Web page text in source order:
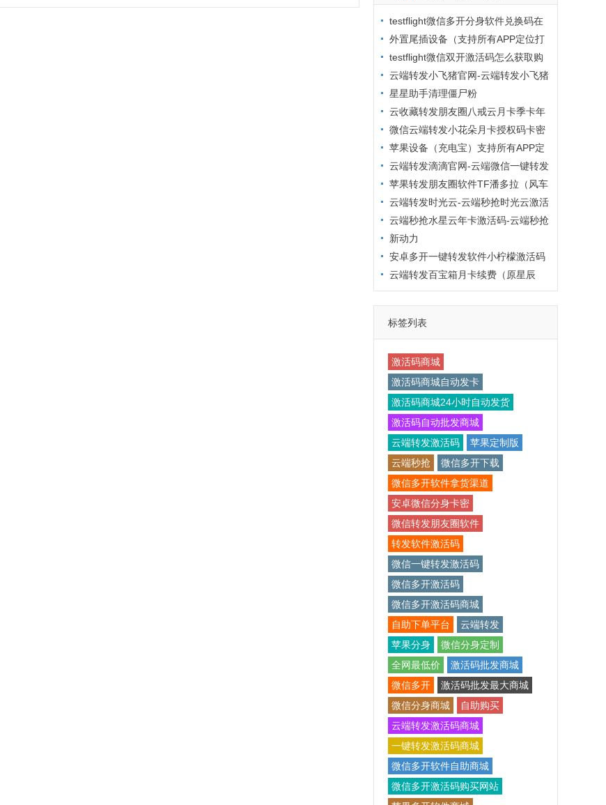
testflight微信多开分身软件兑换码在
哪里购买？
外置尾插设备（支持所有APP定位打
卡）testflight微信双开激活码怎么获取购
买？云端转发小飞猪官网-云端转发小飞猪
激活码
星星助手清理僵尸粉
云收藏转发朋友圈八戒云月卡季卡年
卡激活码卡密授权码
微信云端转发小花朵月卡授权码卡密
激活码拿码商城
苹果设备（充电宝）支持所有APP定
位打卡
云端转发滴滴官网-云端微信一键转发
滴滴年卡激活码
苹果转发朋友圈软件TF潘多拉（风车
车同款微信多开）
云端转发时光云-云端秒抢时光云激活
码购买网站
云端秒抢水星云年卡激活码-云端秒抢
软件水星云发卡网
新动力
安卓多开一键转发软件小柠檬激活码
云端转发百宝箱月卡续费（原星辰
云）激活码
标签列表
激活码商城
激活码商城自动发卡
激活码商城24小时自动发货
激活码自动批发商城
云端转发激活码
苹果定制版
云端秒抢
微信多开下载
微信多开软件拿货渠道
安卓微信分身卡密
微信转发朋友圈软件
转发软件激活码
微信一键转发激活码
微信多开激活码
微信多开激活码商城
自助下单平台
云端转发
苹果分身
微信分身定制
全网最低价
激活码批发商城
微信多开
激活码批发最大商城
微信分身商城
自助购买
云端转发激活码商城
一键转发激活码商城
微信多开软件自助商城
微信多开激活码购买网站